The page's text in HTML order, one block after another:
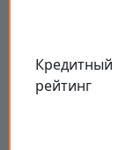
Кредитный
рейтинг